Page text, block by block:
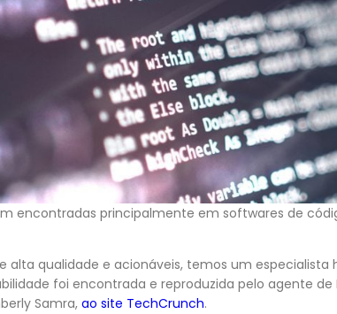
encontradas principalmente em softwares de
alta qualidade e acionáveis, temos um
foi encontrada e reproduzida pelo agente de
Samra, ao site TechCrunch.